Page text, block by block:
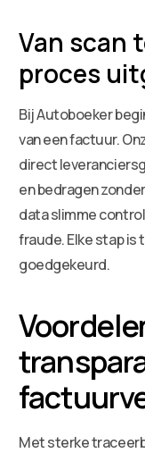
Van scan
proces
Bij Autoboeker
van een factuur.
direct
en bedragen
data slimme
fraude. Elke stap is
goedgekeurd.
Met sterke